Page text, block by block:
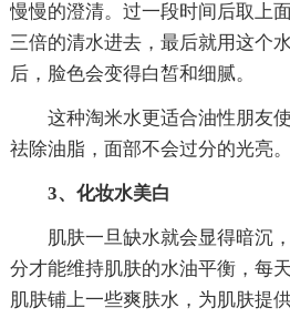
慢慢的澄清。过一段时间后取上
三倍的清水进去，最后就用这个
后，脸色会变得白皙和细腻。
这种淘米水更适合油性朋友
祛除油脂，面部不会过分的光亮。
3、化妆水美白
肌肤一旦缺水就会显得暗沉
分才能维持肌肤的水油平衡，每
肌肤铺上一些爽肤水，为肌肤提